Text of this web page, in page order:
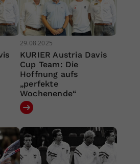
29.08.2025
KURIER Austria Davis
Cup Team: Die
Hoffnung aufs
„perfekte
Wochenende“